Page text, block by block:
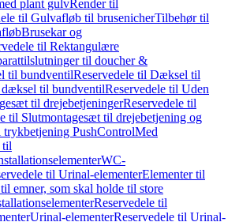
plant gulvRender til
til Gulvafløb til brusenicherTilbehør til
Brusekar og
til Rektangulære
til doucher &
til bundventilReservedele til Dæksel til
til bundventilReservedele til Uden
til drejebetjeningerReservedele til
til Slutmontagesæt til drejebetjening og
PushControlMed
til
WC-
til Urinal-elementerElementer til
emner, som skal holde til store
Reservedele til
Urinal-elementerReservedele til Urinal-